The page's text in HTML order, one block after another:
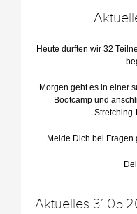
Heute durften wir 32
Morgen geht es in einer
Bootcamp und
Melde Dich bei
Aktuelles